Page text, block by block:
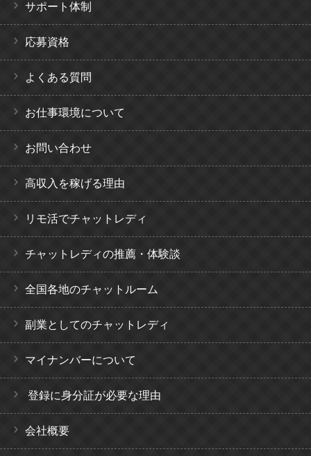
サポート体制
応募資格
よくある質問
お仕事環境について
お問い合わせ
高収入を稼げる理由
リモ活でチャットレディ
チャットレディの推薦・体験談
全国各地のチャットルーム
副業としてのチャットレディ
マイナンバーについて
登録に身分証が必要な理由
会社概要